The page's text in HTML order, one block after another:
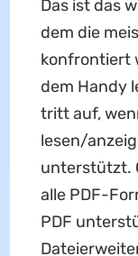
Das ist das
dem die
konfrontiert
dem Handy
tritt auf,
lesen/
unterstützt.
alle PDF-
PDF